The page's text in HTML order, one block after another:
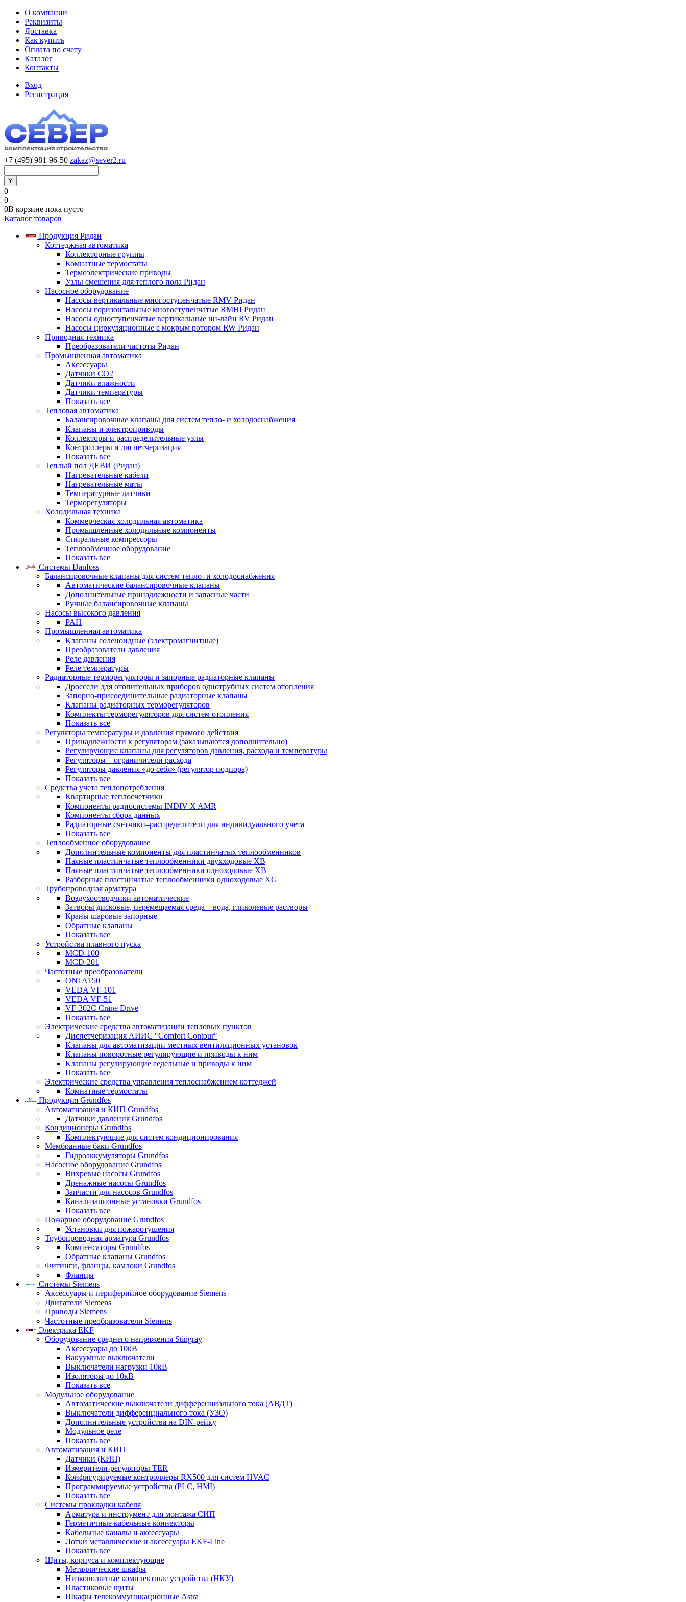
О компании
Реквизиты
Доставка
Как купить
Оплата по счету
Каталог
Контакты
Вход
Регистрация
+7 (495) 981-96-50 zakaz@sever2.ru
0
0
0В корзине пока пусто
Каталог товаров
Продукция Ридан
Коттеджная автоматика
Коллекторные группы
Комнатные термостаты
Термоэлектрические приводы
Узлы смешения для теплого пола Ридан
Насосное оборудование
Насосы вертикальные многоступенчатые RMV Ридан
Насосы горизонтальные многоступенчатые RMHI Ридан
Насосы одноступенчатые вертикальные ин-лайн RV Ридан
Насосы циркуляционные с мокрым ротором RW Ридан
Приводная техника
Преобразователи частоты Ридан
Промышленная автоматика
Аксессуары
Датчики CO2
Датчики влажности
Датчики температуры
Показать все
Тепловая автоматика
Балансировочные клапаны для систем тепло- и холодоснабжения
Клапаны и электроприводы
Коллекторы и распределительные узлы
Контроллеры и диспетчеризация
Показать все
Теплый пол ДЕВИ (Ридан)
Нагревательные кабели
Нагревательные маты
Температурные датчики
Терморегуляторы
Холодильная техника
Коммерческая холодильная автоматика
Промышленные холодильные компоненты
Спиральные компрессоры
Теплообменное оборудование
Показать все
Системы Danfoss
Балансировочные клапаны для систем тепло- и холодоснабжения
Автоматические балансировочные клапаны
Дополнительные принадлежности и запасные части
Ручные балансировочные клапаны
Насосы высокого давления
PAH
Промышленная автоматика
Клапаны соленоидные (электромагнитные)
Преобразователи давления
Реле давления
Реле температуры
Радиаторные терморегуляторы и запорные радиаторные клапаны
Дроссели для отопительных приборов однотрубных систем отопления
Запорно-присоединительные радиаторные клапаны
Клапаны радиаторных терморегуляторов
Комплекты терморегуляторов для систем отопления
Показать все
Регуляторы температуры и давления прямого действия
Принадлежности к регуляторам (заказываются дополнительно)
Регулирующие клапаны для регуляторов давления, расхода и температуры
Регуляторы – ограничители расхода
Регуляторы давления «до себя» (регулятор подпора)
Показать все
Средства учета теплопотребления
Квартирные теплосчетчики
Компоненты радиосистемы INDIV X AMR
Компоненты сбора данных
Радиаторные счетчики–распределители для индивидуального учета
Показать все
Теплообменное оборудование
Дополнительные компоненты для пластинчатых теплообменников
Паяные пластинчатые теплообменники двухходовые XB
Паяные пластинчатые теплообменники одноходовые ХВ
Разборные пластинчатые теплообменники одноходовые ХG
Трубопроводная арматура
Воздухоотводчики автоматические
Затворы дисковые, перемещаемая среда – вода, гликолевые растворы
Краны шаровые запорные
Обратные клапаны
Показать все
Устройства плавного пуска
MCD-100
MCD-201
Частотные преобразователи
ONI A150
VEDA VF-101
VEDA VF-51
VF-302C Crane Drive
Показать все
Электрические средства автоматизации тепловых пунктов
Диспетчеризация АИИС "Comfort Contour"
Клапаны для автоматизации местных вентиляционных установок
Клапаны поворотные регулирующие и приводы к ним
Клапаны регулирующие седельные и приводы к ним
Показать все
Электрические средства управления теплоснабжением коттеджей
Комнатные термостаты
Продукция Grundfos
Автоматизация и КИП Grundfos
Датчики давления Grundfos
Кондиционеры Grundfos
Комплектующие для систем кондиционирования
Мембранные баки Grundfos
Гидроаккумуляторы Grundfos
Насосное оборудование Grundfos
Вихревые насосы Grundfos
Дренажные насосы Grundfos
Запчасти для насосов Grundfos
Канализационные установки Grundfos
Показать все
Пожарное оборудование Grundfos
Установки для пожаротушения
Трубопроводная арматура Grundfos
Компенсаторы Grundfos
Обратные клапаны Grundfos
Фитинги, фланцы, камлоки Grundfos
Фланцы
Системы Siemens
Аксессуары и периферийное оборудование Siemens
Двигатели Siemens
Приводы Siemens
Частотные преобразователи Siemens
Электрика EKF
Оборудование среднего напряжения Stingray
Аксессуары до 10кВ
Вакуумные выключатели
Выключатели нагрузки 10кВ
Изоляторы до 10кВ
Показать все
Модульное оборудование
Автоматические выключатели дифференциального тока (АВДТ)
Выключатели дифференциального тока (УЗО)
Дополнительные устройства на DIN-рейку
Модульное реле
Показать все
Автоматизация и КИП
Датчики (КИП)
Измерители-регуляторы TER
Конфигурируемые контроллеры RX500 для систем HVAC
Программируемые устройства (PLC, HMI)
Показать все
Системы прокладки кабеля
Арматура и инструмент для монтажа СИП
Герметичные кабельные коннекторы
Кабельные каналы и аксессуары
Лотки металлические и аксессуары EKF-Line
Показать все
Щиты, корпуса и комплектующие
Металлические шкафы
Низковольтные комплектные устройства (НКУ)
Пластиковые щиты
Шкафы телекоммуникационные Astra